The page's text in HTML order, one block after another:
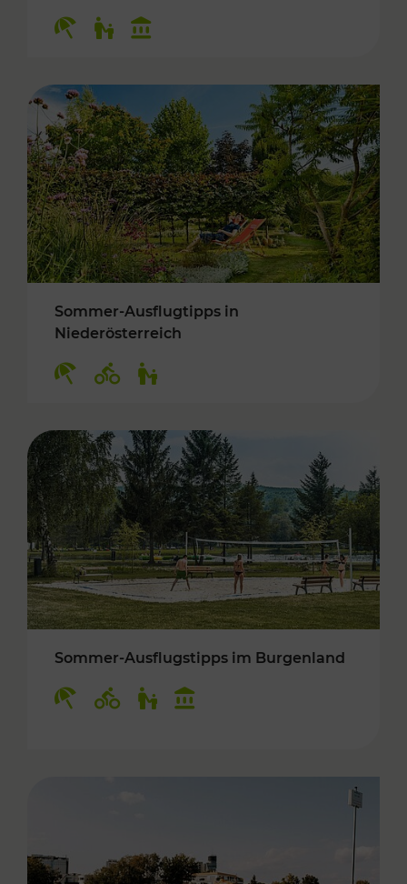
Sommer-Ausflugtipps in
Niederösterreich
Sommer-Ausflugstipps im Burgenland